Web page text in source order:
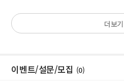
더보기
이벤트/설문/모집 (0)